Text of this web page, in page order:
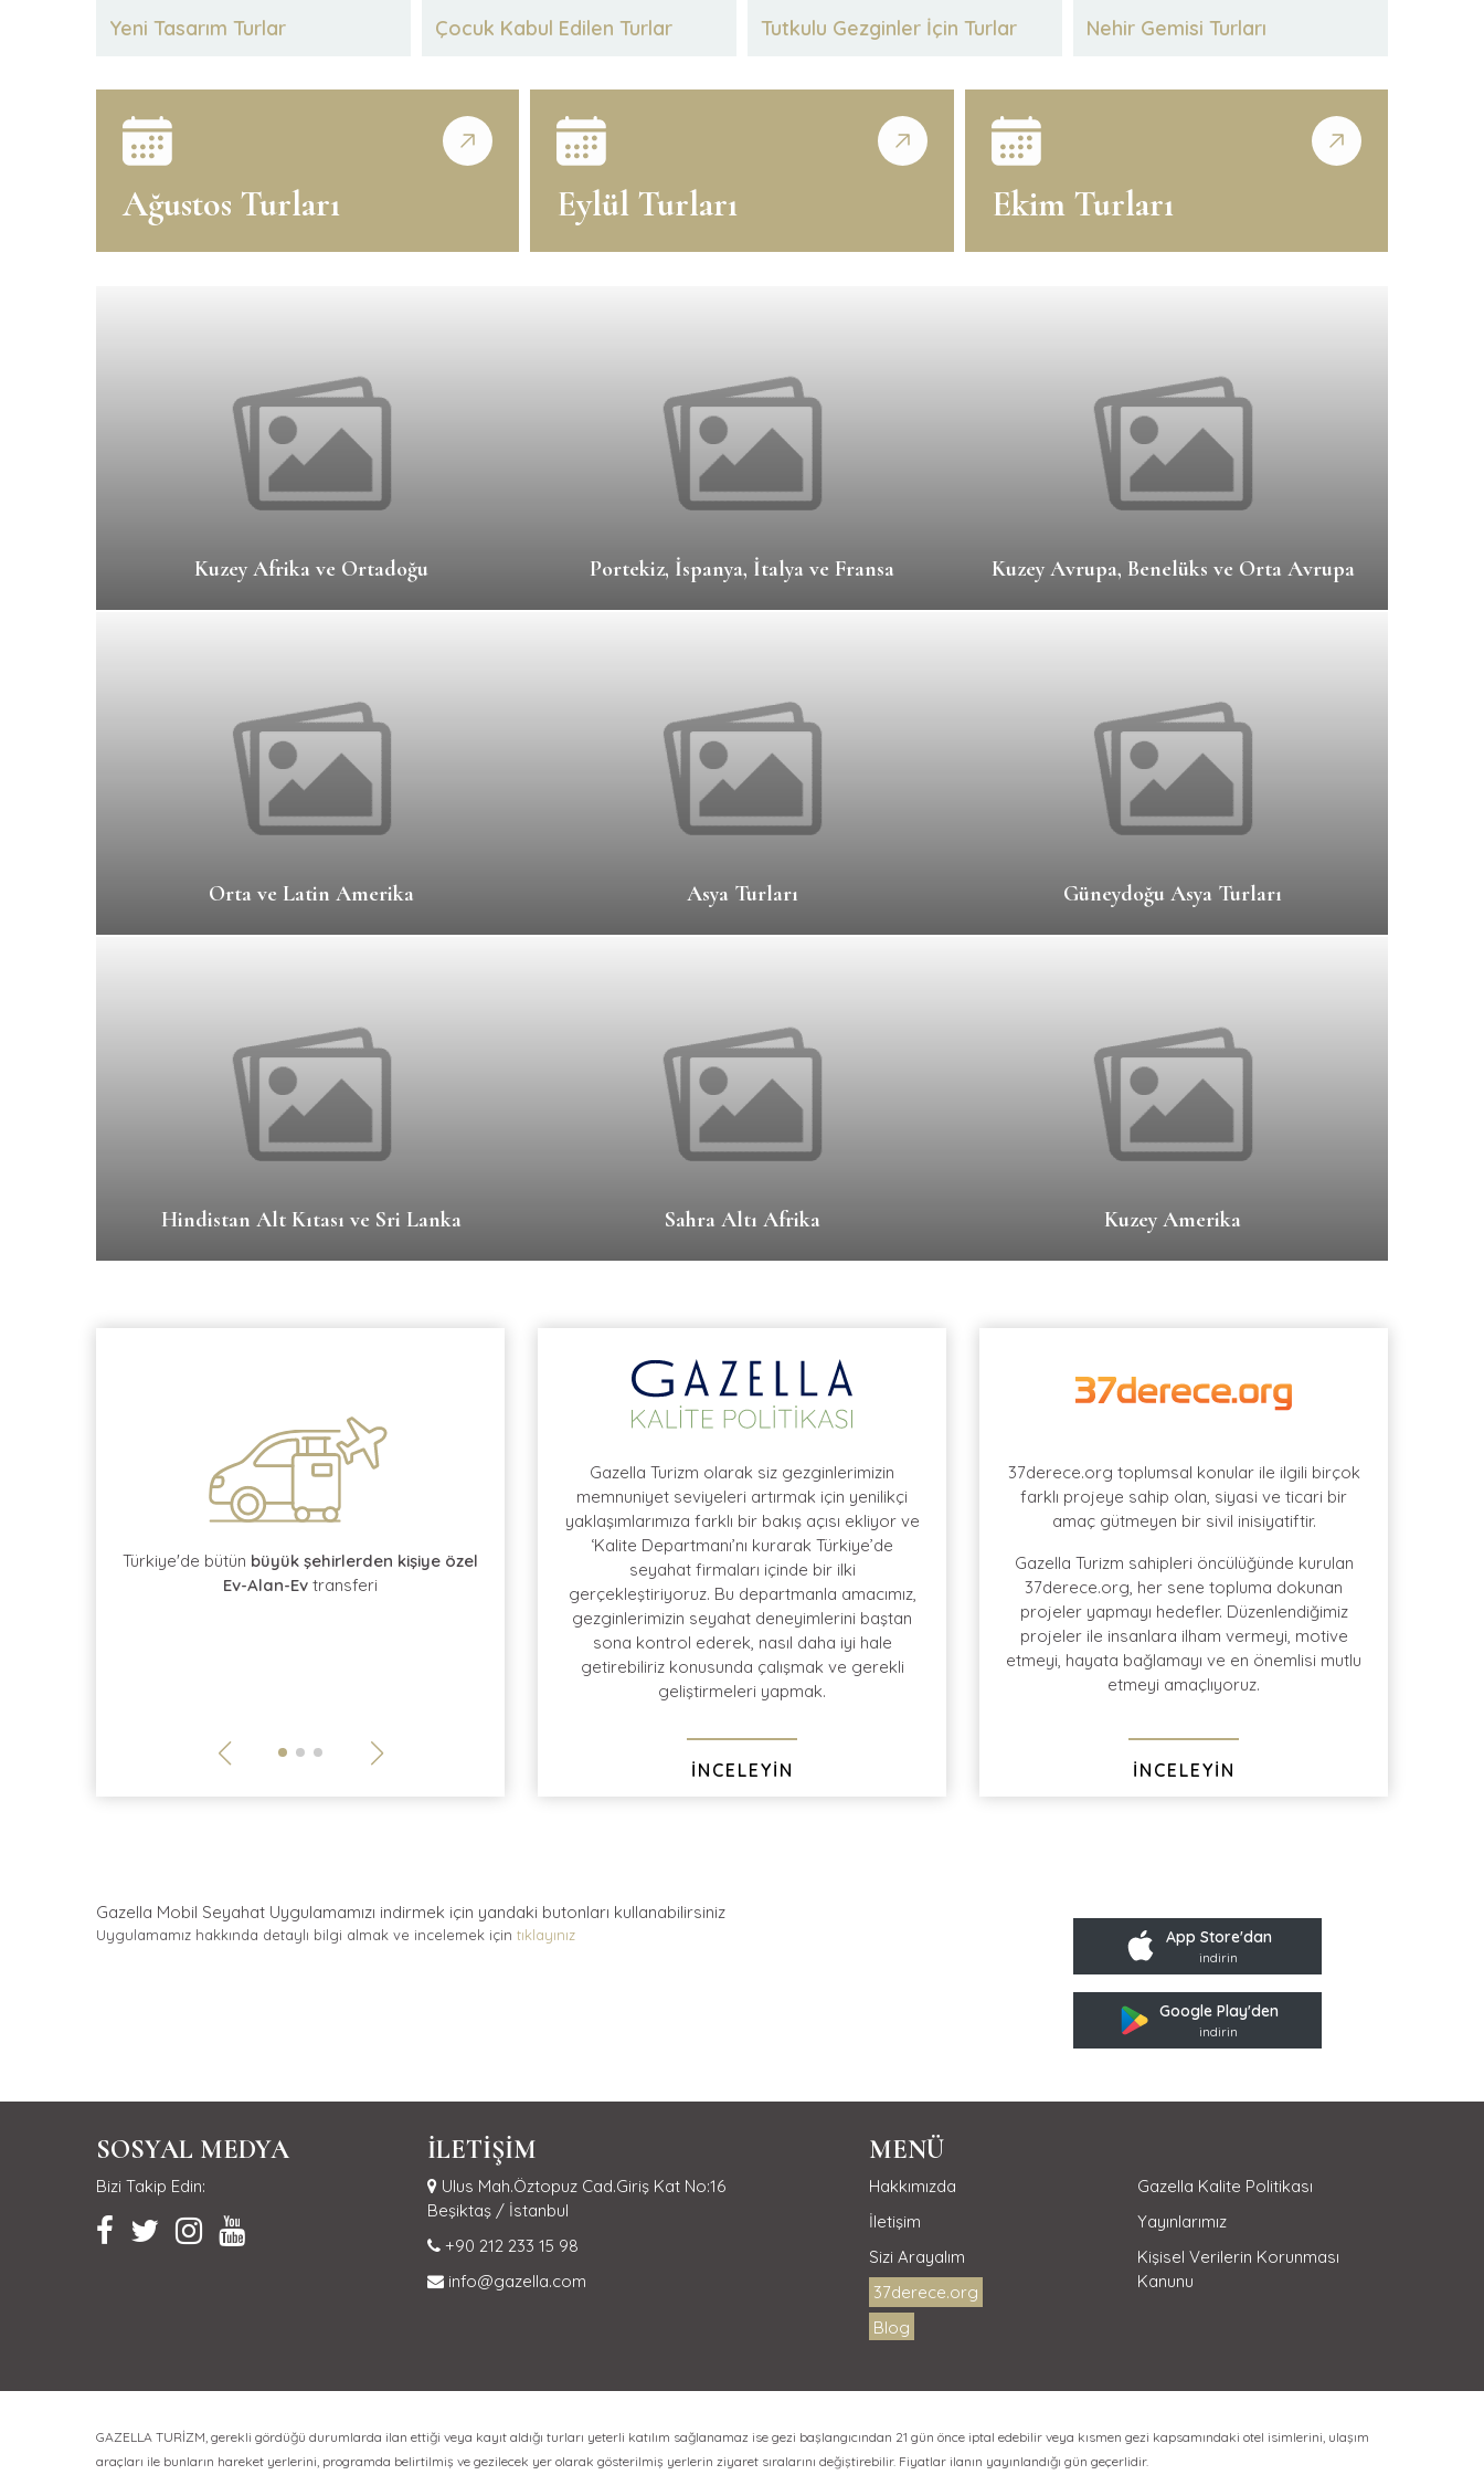
Yeni Tasarım Turlar Çocuk Kabul Edilen Turlar Tutkulu Gezginler İçin Turlar Nehir Gemisi Turları
Ağustos Turları Eylül Turları Ekim Turları
Kuzey Afrika ve Ortadoğu Portekiz, İspanya, İtalya ve Fransa Kuzey Avrupa, Benelüks ve Orta Avrupa
Orta ve Latin Amerika Asya Turları Güneydoğu Asya Turları
Hindistan Alt Kıtası ve Sri Lanka Sahra Altı Afrika Kuzey Amerika
Türkiye'de bütün büyük şehirlerden kişiye özel
Ev-Alan-Ev transferi
Tur dönüşü yapmış olduğumuz sıcak anketler
%96 müşteri memnuniyeti
müşteritavsiye oranı
Türk Hava Yolları ile engeniş protokolkontratı Türkiye'de bütünbüyük
Ev-Alan-Ev
Gazella Turizm olarak siz gezginlerimizin
memnuniyet seviyeleri artırmak için yenilikçi
yaklaşımlarımıza farklı bir bakış açısı ekliyor ve
‘Kalite Departmanı’nı kurarak Türkiye’de
seyahat firmaları içinde bir ilki
gerçekleştiriyoruz. Bu departmanla amacımız,
gezginlerimizin seyahat deneyimlerini baştan
sona kontrol ederek, nasıl daha iyi hale
getirebiliriz konusunda çalışmak ve gerekli
geliştirmeleri yapmak.
İNCELEYİN
37derece.org toplumsal konular ile ilgili birçok
farklı projeye sahip olan, siyasi ve ticari bir
amaç gütmeyen bir sivil inisiyatiftir.
Gazella Turizm sahipleri öncülüğünde kurulan
37derece.org, her sene topluma dokunan
projeler yapmayı hedefler. Düzenlendiğimiz
projeler ile insanlara ilham vermeyi, motive
etmeyi, hayata bağlamayı ve en önemlisi mutlu
etmeyi amaçlıyoruz.
İNCELEYİN
Gazella Mobil Seyahat Uygulamamızı indirmek için yandaki butonları kullanabilirsiniz
Uygulamamız hakkında detaylı bilgi almak ve incelemek için tıklayınız App Store'dan
indirin
Google Play'den
indirin
SOSYAL MEDYA
Bizi Takip Edin:
İLETİŞİM
Ulus Mah.Öztopuz Cad.Giriş Kat No:16
Beşiktaş / İstanbul
+90 212 233 15 98
info@gazella.com
MENÜ
Hakkımızda
İletişim
Sizi Arayalım
37derece.org
Blog
Gazella Kalite Politikası
Yayınlarımız
Kişisel Verilerin Korunması
Kanunu
GAZELLA TURİZM, gerekli gördüğü durumlarda ilan ettiği veya kayıt aldığı turları yeterli katılım sağlanamaz ise gezi başlangıcından 21 gün önce iptal edebilir veya kısmen gezi kapsamındaki otel isimlerini, ulaşım
araçları ile bunların hareket yerlerini, programda belirtilmiş ve gezilecek yer olarak gösterilmiş yerlerin ziyaret sıralarını değiştirebilir. Fiyatlar ilanın yayınlandığı gün geçerlidir.